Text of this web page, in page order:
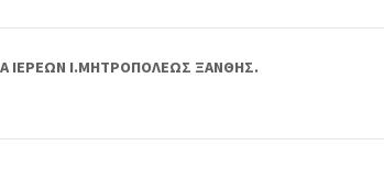
ΙΕΡΕΩΝ Ι.ΜΗΤΡΟΠΟΛΕΩΣ ΞΑΝΘΗΣ.